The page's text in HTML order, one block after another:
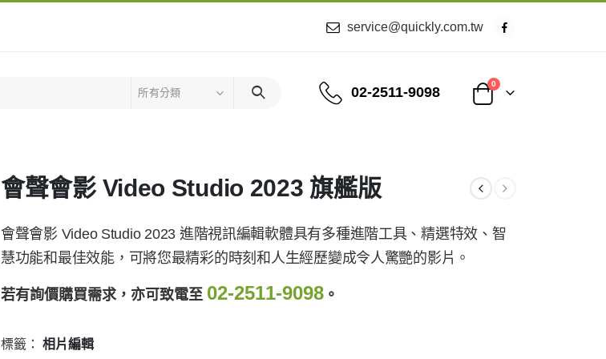
service@quickly.com.tw
所有分類 02-2511-9098
0
會聲會影 Video Studio 2023 旗艦版
會聲會影 Video Studio 2023 進階視訊編輯軟體具有多種進階工具、精選特效、智
慧功能和最佳效能，可將您最精彩的時刻和人生經歷變成令人驚艷的影片。
若有詢價購買需求，亦可致電至 02-2511-9098 。
標籤： 相片編輯